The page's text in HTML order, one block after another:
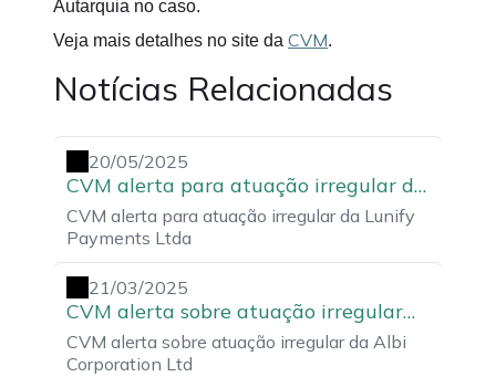
Autarquia no caso.
Veja mais detalhes no site da CVM.
Notícias Relacionadas
20/05/2025
CVM alerta para atuação irregular da
Lunify Payments Ltda
CVM alerta para atuação irregular da Lunify
Payments Ltda
21/03/2025
CVM alerta sobre atuação irregular
da Albi Corporation Ltd
CVM alerta sobre atuação irregular da Albi
Corporation Ltd